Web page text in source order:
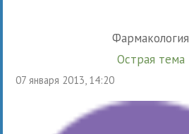
Фармакология
Острая тема
07 января 2013, 14:20